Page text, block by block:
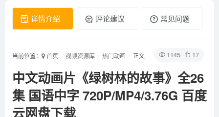
详情介绍 评论建议 常见问题
1145 17
当前位置： 首页 视频资源库 热门动画 正文
中文动画片《绿树林的故事》全26
集 国语中字 720P/MP4/3.76G 百度
云网盘下载